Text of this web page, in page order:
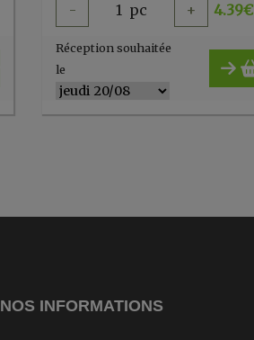
- 1 pc + 4.39€
Réception souhaitée
le
NOS INFORMATIONS